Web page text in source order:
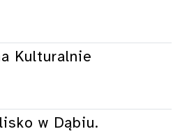
Kulturalnie
w Dąbiu.